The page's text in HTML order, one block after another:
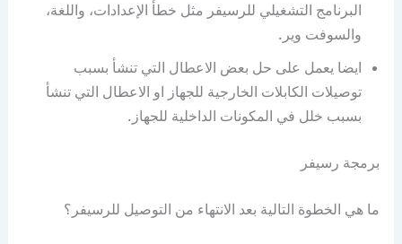
البرنامج التشغيلي للرسيفر مثل خطأ الإعدادات، واللغة،
والسوفت وير.
ايضا يعمل على حل بعض الاعطال التي تنشأ بسبب
توصيلات الكابلات الخارجية للجهاز او الاعطال التي تنشأ
بسبب خلل في المكونات الداخلية للجهاز.
برمجة رسيفر
ما هي الخطوة التالية بعد الانتهاء من التوصيل للرسيفر؟